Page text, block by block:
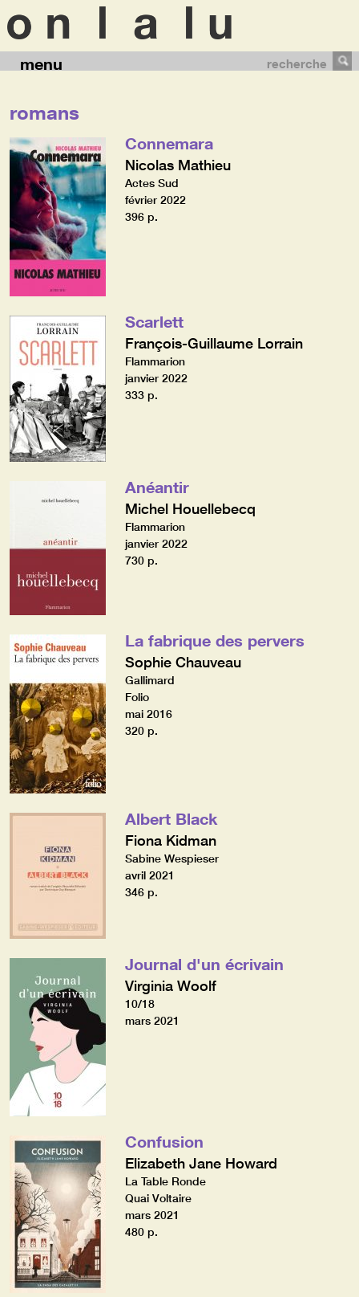
menu recherche
romans
Connemara
Nicolas Mathieu
Actes Sud
février 2022
396 p.
Scarlett
François-Guillaume Lorrain
Flammarion
janvier 2022
333 p.
Anéantir
Michel Houellebecq
Flammarion
janvier 2022
730 p.
La fabrique des pervers
Sophie Chauveau
Gallimard
Folio
mai 2016
320 p.
Albert Black
Fiona Kidman
Sabine Wespieser
avril 2021
346 p.
Journal d'un écrivain
Virginia Woolf
10/18
mars 2021
Confusion
Elizabeth Jane Howard
La Table Ronde
Quai Voltaire
mars 2021
480 p.